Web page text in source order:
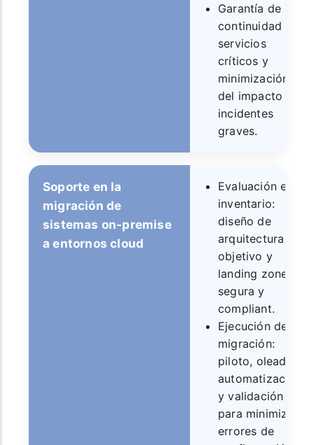
Garantía de
continuidad de
servicios
críticos y
minimización
del impacto de
incidentes
graves.
Soporte en la
migración de
sistemas on-premise
a entornos cloud
Evaluación e
inventario:
diseño de
arquitectura
objetivo y
landing zone
segura y
compliant.
Ejecución de
migración:
piloto, oleadas,
automatización
y validación
para minimizar
errores de